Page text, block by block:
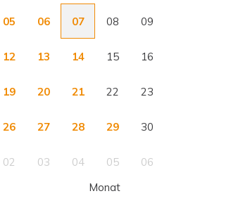
05 06 07 08 09
12 13 14 15 16
19 20 21 22 23
26 27 28 29 30
02 03 04 05
06
Monat